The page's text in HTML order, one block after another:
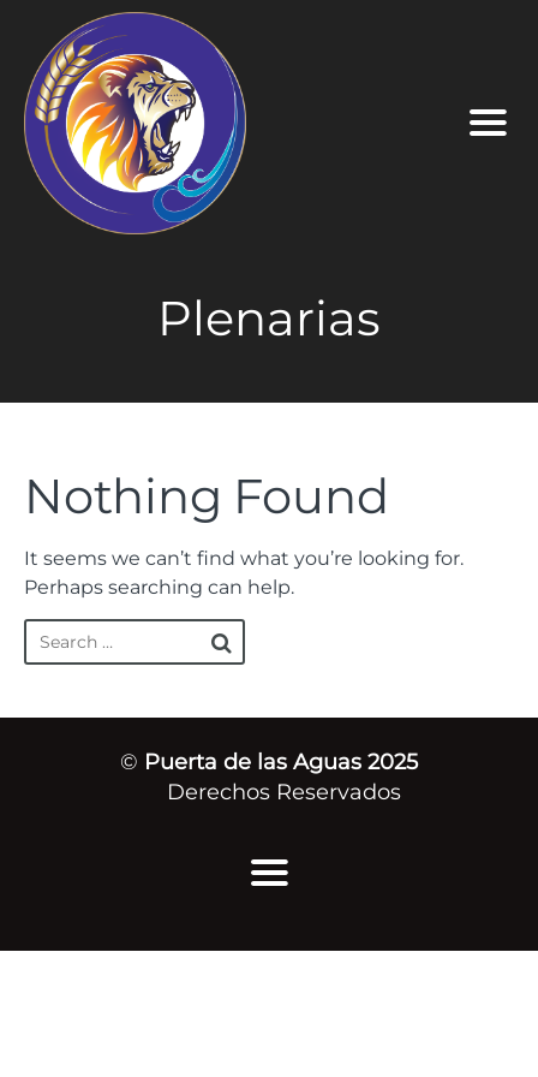
Plenarias
Nothing Found
It seems we can’t find what you’re looking for.
Perhaps searching can help.
© Puerta de las Aguas 2025
Derechos Reservados
Inicio